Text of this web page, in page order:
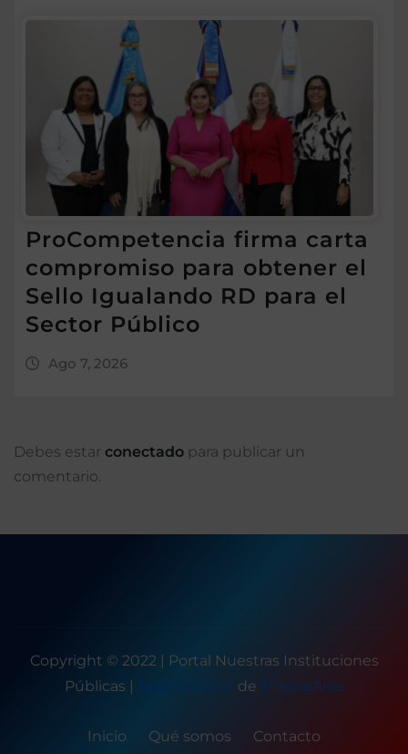
ProCompetencia firma carta
compromiso para obtener el
Sello Igualando RD para el
Sector Público
Ago 7, 2026
Debes estar conectado para publicar un
comentario.
Copyright © 2022 | Portal Nuestras Instituciones
Públicas
Seattle News de ThemeArile
Inicio Qué somos Contacto